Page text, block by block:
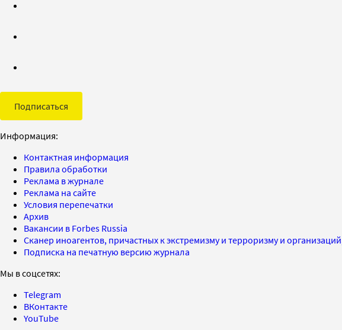
Подписаться
Информация:
Контактная информация
Правила обработки
Реклама в журнале
Реклама на сайте
Условия перепечатки
Архив
Вакансии в Forbes Russia
Сканер иноагентов, причастных к экстремизму и терроризму и
Подписка на печатную версию журнала
Мы в соцсетях:
Telegram
ВКонтакте
YouTube